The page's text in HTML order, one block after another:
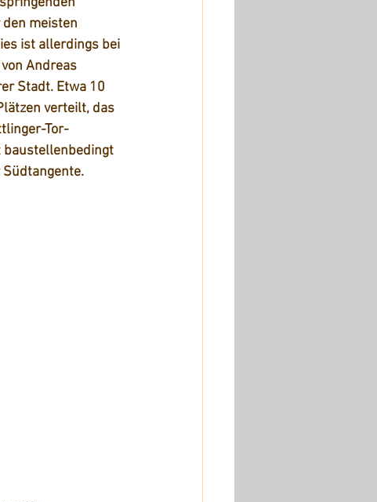
meisten
ist allerdings bei
Andreas
Stadt. Etwa 10
verteilt, das
Tor-
baustellenbedingt